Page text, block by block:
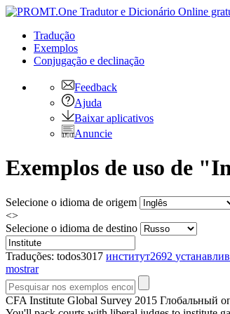
Tradução
Exemplos
Conjugação e declinação
Feedback
Ajuda
Baixar aplicativos
Anuncie
Exemplos de uso de
Selecione o idioma de origem
<>
Selecione o idioma de destino
Traduções: todos3017 институт2692
mostrar
CFA Institute Global Survey 2015 Глобальный